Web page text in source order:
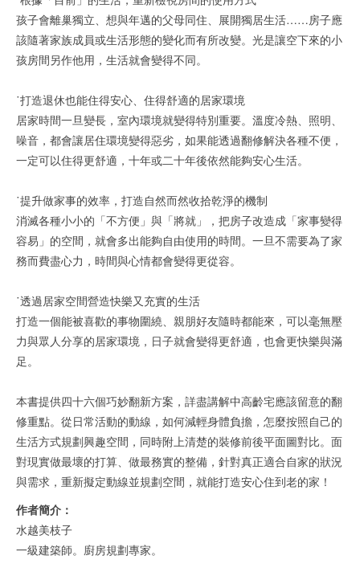
孩子會離巢獨立、想與年邁的父母同住、展開獨居生活……房子應
該隨著家族成員或生活形態的變化而有所改變。光是讓空下來的小
孩房間另作他用，生活就會變得不同。
˙打造退休也能住得安心、住得舒適的居家環境
居家時間一旦變長，室內環境就變得特別重要。溫度冷熱、照明、
噪音，都會讓居住環境變得惡劣，如果能透過翻修解決各種不便，
一定可以住得更舒適，十年或二十年後依然能夠安心生活。
˙提升做家事的效率，打造自然而然收拾乾淨的機制
消滅各種小小的「不方便」與「將就」，把房子改造成「家事變得
容易」的空間，就會多出能夠自由使用的時間。一旦不需要為了家
務而費盡心力，時間與心情都會變得更從容。
˙透過居家空間營造快樂又充實的生活
打造一個能被喜歡的事物圍繞、親朋好友隨時都能來，可以毫無壓
力與眾人分享的居家環境，日子就會變得更舒適，也會更快樂與滿
足。
本書提供四十六個巧妙翻新方案，詳盡講解中高齡宅應該留意的翻
修重點。從日常活動的動線，如何減輕身體負擔，怎麼按照自己的
生活方式規劃興趣空間，同時附上清楚的裝修前後平面圖對比。面
對現實做最壞的打算、做最務實的整備，針對真正適合自家的狀況
與需求，重新擬定動線並規劃空間，就能打造安心住到老的家！
作者簡介：
水越美枝子
一級建築師。廚房規劃專家。